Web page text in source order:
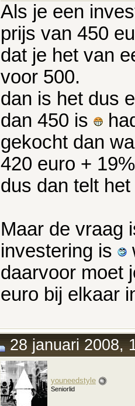
Als je een
prijs van 450
dat je het van
voor 500.
dan is het dus
dan 450 is
gekocht dan
420 euro +
dus dan telt
Maar de vraag
investering is
daarvoor moet
euro bij elkaar
28 januari 2008,
youneedstyle
Seniorlid